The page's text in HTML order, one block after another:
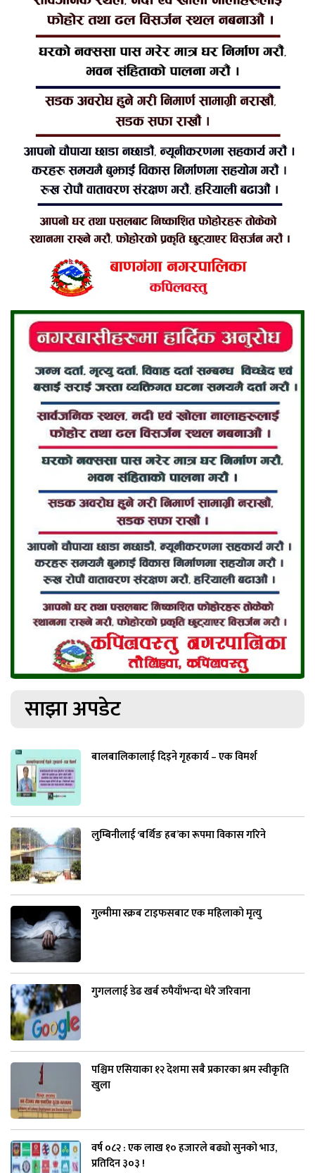
साझा अपडेट
बालबालिकालाई दिइने गृहकार्य – एक विमर्श
लुम्बिनीलाई ‘बर्थिङ हब’का रूपमा विकास गरिने
गुल्मीमा स्क्रब टाइफसबाट एक महिलाको मृत्यु
गुगललाई डेढ खर्ब रुपैयाँभन्दा धेरै जरिवाना
पश्चिम एसियाका १२ देशमा सबै प्रकारका श्रम स्वीकृति
खुला
वर्ष ०८२ : एक लाख १० हजारले बढ्यो सुनको भाउ,
प्रतिदिन ३०३ !